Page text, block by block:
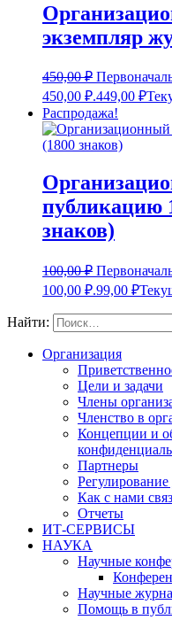
экземпляр
450,00₽
450,00 ₽.449,00 ₽
Распродажа!
публикацию
знаков)
100,00₽
100,00 ₽.99,00 ₽
Найти:
Организация
Цели и задачи
Члены
Членство в
Концепции и
Партнеры
Как с нами
Отчеты
ИТ-СЕРВИСЫ
НАУКА
Научные
Научные
Помощь в